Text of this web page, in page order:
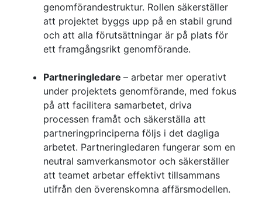
genomförandestruktur. Rollen säkerställer
att projektet byggs upp på en stabil grund
och att alla förutsättningar är på plats för
ett framgångsrikt genomförande.
Partneringledare – arbetar mer operativt
under projektets genomförande, med fokus
på att facilitera samarbetet, driva
processen framåt och säkerställa att
partneringprinciperna följs i det dagliga
arbetet. Partneringledaren fungerar som en
neutral samverkansmotor och säkerställer
att teamet arbetar effektivt tillsammans
utifrån den överenskomna affärsmodellen.